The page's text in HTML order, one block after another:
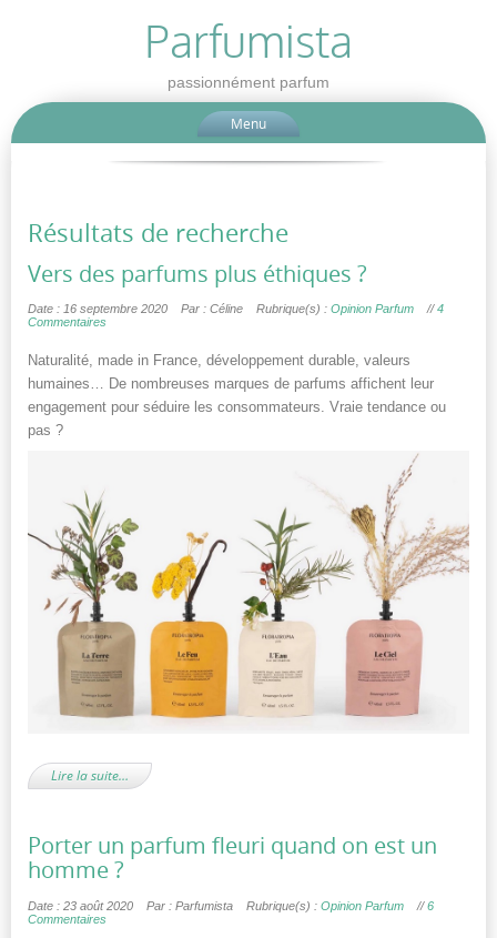
Parfumista
passionnément parfum
Menu
Résultats de recherche
Vers des parfums plus éthiques ?
Date : 16 septembre 2020 Par : Céline Rubrique(s) : Opinion Parfum //4
Commentaires
Naturalité, made in France, développement durable, valeurs
humaines… De nombreuses marques de parfums affichent leur
engagement pour séduire les consommateurs. Vraie tendance ou
pas ?
Lire la suite…
Porter un parfum fleuri quand on est un
homme ?
Date : 23 août 2020 Par : Parfumista Rubrique(s) : Opinion Parfum //6
Commentaires